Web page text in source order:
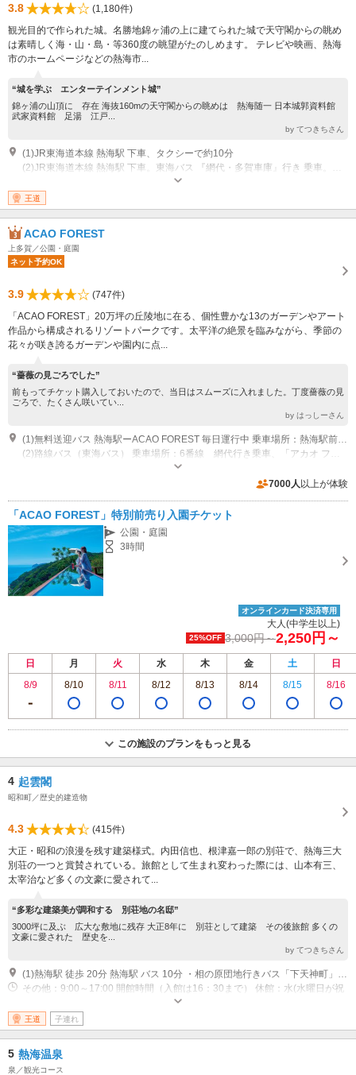
3.8
(1,180件)
観光目的で作られた城。名勝地錦ヶ浦の上に建てられた城で天守閣からの眺め
は素晴しく海・山・島・等360度の眺望がたのしめます。 テレビや映画、熱海
市のホームページなどの熱海市...
“城を学ぶ エンターテインメント城”
錦ヶ浦の山頂に 存在 海抜160mの天守閣からの眺めは 熱海随一 日本城郭資料館
武家資料館 足湯 江戸...
by てつきちさん
(1)JR東海道本線 熱海駅 下車、タクシーで約10分
王道
ACAO FOREST
上多賀／公園・庭園
ネット予約OK
3.9
(747件)
「ACAO FOREST」20万坪の丘陵地に在る、個性豊かな13のガーデンやアート
作品から構成されるリゾートパークです。太平洋の絶景を臨みながら、季節の
花々が咲き誇るガーデンや園内に点...
“薔薇の見ごろでした”
前もってチケット購入しておいたので、当日はスムーズに入れました。丁度薔薇の見
ごろで、たくさん咲いてい...
by はっしーさん
(1)無料送迎バス 熱海駅ーACAO FOREST 毎日運行中 乗車場所：熱海駅前ロータリー(マクドナルド前)
営業時間：「ACAO FOREST」 9:00～17:00 （最終入園16:00まで） ※gift
& workshop「cokage」は16：00L.O 休業日：荒天により臨時休園あり
7000人 以上が体験
「ACAO FOREST」特別前売り入園チケット
公園・庭園
3時間
オンラインカード決済専用
大人(中学生以上)
25%OFF 3,000円～2,250円～
日 月 火 水 木 金 土
日
8/9
8/10 8/11 8/12 8/13 8/14 8/15 8/16
この施設のプランをもっと見る
4 起雲閣
昭和町／歴史的建造物
4.3
(415件)
大正・昭和の浪漫を残す建築様式。内田信也、根津嘉一郎の別荘で、熱海三大
別荘の一つと賞賛されている。旅館として生まれ変わった際には、山本有三、
太宰治など多くの文豪に愛されて...
“多彩な建築美が調和する 別荘地の名邸”
3000坪に及ぶ 広大な敷地に残存 大正8年に 別荘として建築 その後旅館 多くの
文豪に愛された 歴史を...
by てつきちさん
(1)熱海駅 徒歩 20分 熱海駅 バス 10分 ・相の原団地行きバス「下天神町」バス停下車・紅葉ヶ丘,ひばりヶ丘行きバス「天神町」バス停下車
その他：9:00～17:00 開館時間（入館は16：30まで） 休館：水(水曜日が祝
祭日の場合は開館) ※12月26日～12月30日
王道 子連れ
5 熱海温泉
泉／観光コース